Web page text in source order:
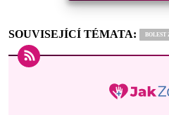
SOUVISEJÍCÍ TÉMATA: BOLEST